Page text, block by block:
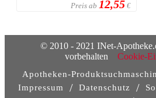
Preis ab 12,55 €
© 2010 - 2021 INet-
vorbehalten Cookie-
Apotheken-
Impressum / Datenschutz /